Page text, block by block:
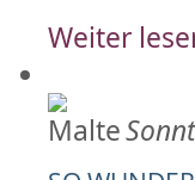
Weiter